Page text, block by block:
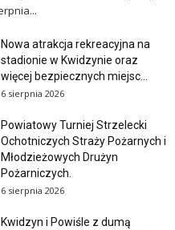
Nowa atrakcja rekreacyjna na
stadionie w Kwidzynie oraz
więcej bezpiecznych miejsc...
6 sierpnia 2026
Powiatowy Turniej Strzelecki
Ochotniczych Straży Pożarnych i
Młodzieżowych Drużyn
Pożarniczych.
6 sierpnia 2026
Kwidzyn i Powiśle z dumą